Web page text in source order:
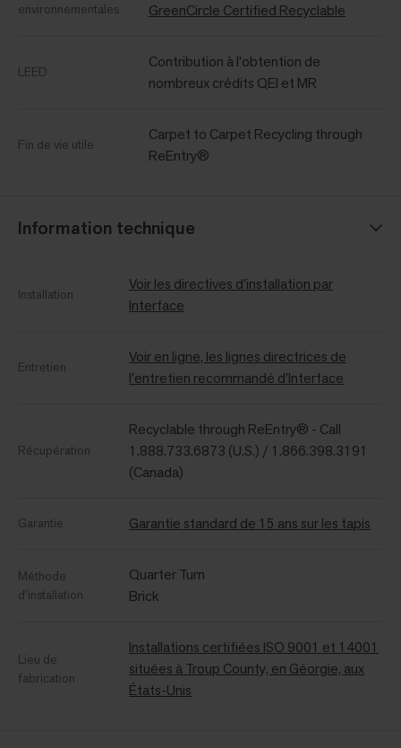
environnementales
GreenCircle Certified Recyclable
LEED
Contribution à l’obtention de
nombreux crédits QEI et MR
Fin de vie utile
Carpet to Carpet Recycling through
ReEntry®
Information technique
Installation
Voir les directives d'installation par
Interface
Entretien
Voir en ligne, les lignes directrices de
l'entretien recommandé d'Interface
Récupération
Recyclable through ReEntry® - Call
1.888.733.6873 (U.S.) / 1.866.398.3191
(Canada)
Garantie Garantie standard de 15 ans sur les tapis
Méthode
d’installation
Quarter Turn
Brick
Lieu de
fabrication
Installations certifiées ISO 9001 et 14001
situées à Troup County, en Géorgie, aux
États-Unis